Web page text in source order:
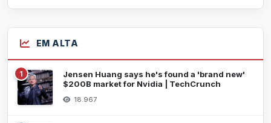
EM ALTA
1
Jensen Huang says he's found a 'brand new'
$200B market for Nvidia | TechCrunch
18.967